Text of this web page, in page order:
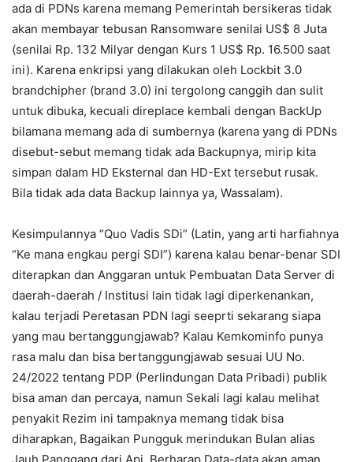
ada di PDNs karena memang Pemerintah bersikeras tidak
akan membayar tebusan Ransomware senilai US$ 8 Juta
(senilai Rp. 132 Milyar dengan Kurs 1 US$ Rp. 16.500 saat
ini). Karena enkripsi yang dilakukan oleh Lockbit 3.0
brandchipher (brand 3.0) ini tergolong canggih dan sulit
untuk dibuka, kecuali direplace kembali dengan BackUp
bilamana memang ada di sumbernya (karena yang di PDNs
disebut-sebut memang tidak ada Backupnya, mirip kita
simpan dalam HD Eksternal dan HD-Ext tersebut rusak.
Bila tidak ada data Backup lainnya ya, Wassalam).
Kesimpulannya “Quo Vadis SDi” (Latin, yang arti harfiahnya
“Ke mana engkau pergi SDI”) karena kalau benar-benar SDI
diterapkan dan Anggaran untuk Pembuatan Data Server di
daerah-daerah / Institusi lain tidak lagi diperkenankan,
kalau terjadi Peretasan PDN lagi seeprti sekarang siapa
yang mau bertanggungjawab? Kalau Kemkominfo punya
rasa malu dan bisa bertanggungjawab sesuai UU No.
24/2022 tentang PDP (Perlindungan Data Pribadi) publik
bisa aman dan percaya, namun Sekali lagi kalau melihat
penyakit Rezim ini tampaknya memang tidak bisa
diharapkan, Bagaikan Pungguk merindukan Bulan alias